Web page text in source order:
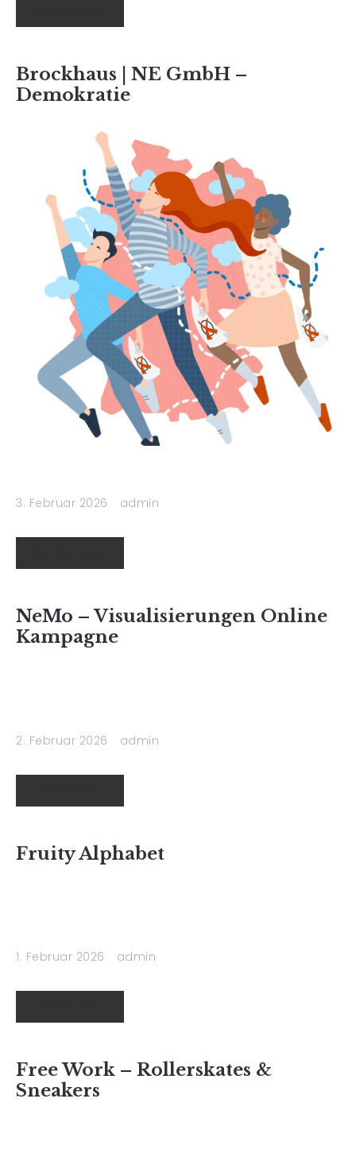
Brockhaus | NE GmbH –
Demokratie
3. Februar 2026 admin
NeMo – Visualisierungen Online
Kampagne
2. Februar 2026 admin
Fruity Alphabet
1. Februar 2026 admin
Free Work – Rollerskates &
Sneakers